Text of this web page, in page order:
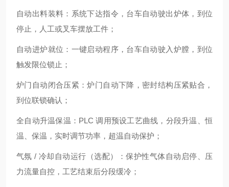
自动出料装料 ：系统下达指令，台车自动驶出炉体，到位
停止，人工或叉车摆放工件；
自动进炉就位 ：一键启动程序，台车自动驶入炉膛，到位
触发限位锁止；
炉门自动闭合压紧 ：炉门自动下降，密封结构压紧贴合，
到位联锁确认；
全自动升温保温 ：PLC 调用预设工艺曲线，分段升温、恒
温、保温，实时调节功率，超温自动保护；
气氛 / 冷却自动运行（选配）
：保护性气体自动启停、压
力流量自控，工艺结束后分段缓冷；